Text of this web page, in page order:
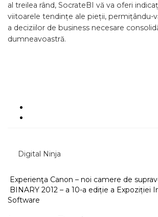
al treilea rând, SocrateBI vă va oferi
viitoarele tendințe ale pieții, permițându-
a deciziilor de business necesare
dumneavoastră.
Digital Ninja
Experienţa Canon – noi camere de
BINARY 2012 – a 10-a ediție a Expoziției
Software